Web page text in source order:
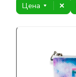
Цена